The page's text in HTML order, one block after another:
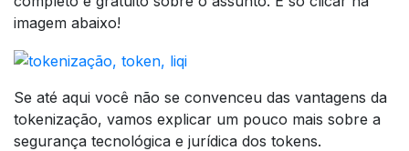
imagem abaixo!
Se até aqui você não se convenceu das vantagens da
tokenização, vamos explicar um pouco mais sobre a
segurança tecnológica e jurídica dos tokens.